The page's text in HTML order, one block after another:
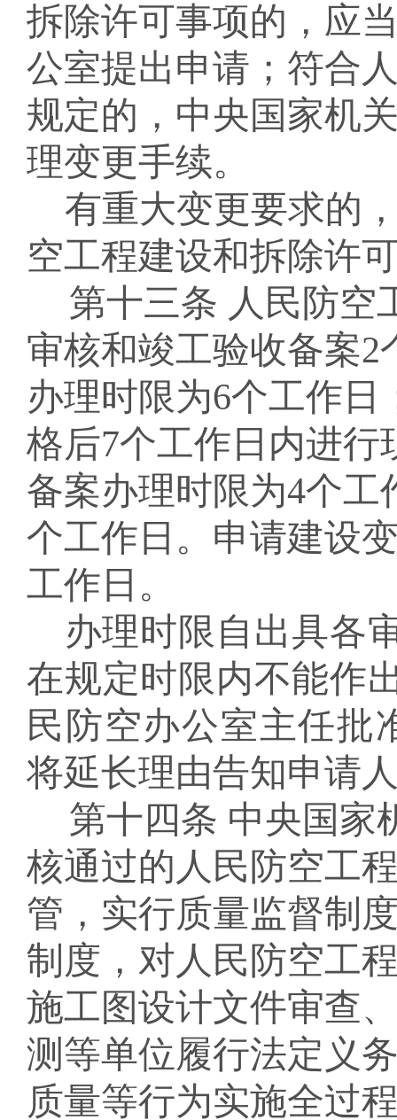
拆除许可事项的，应
公室提出申请；符合
规定的，中央国家机
理变更手续。
有重大变更要求的
空工程建设和拆除许
第十三条 人民防空
审核和竣工验收备案2
办理时限为6个工作日
格后7个工作日 内进行
备案办理时限为4个工
个工作日。 申请建设
工作日。
办理时限 自 出具各
在规定时限内不能作
民防空办公室主任批
将延长理由告知申请
第十四条 中央国家
核通过的人民防空工
管，实行质量监督制
制度，对人民防空工
施工图设计文件审查
测等单位履行法定义
质量等行为实施全过